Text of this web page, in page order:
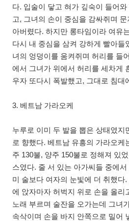
다. 입술이 닿고 혀가 깊숙이 들어
고, 그녀의 손이 중심을 감싸쥐며
아버렸다. 하지만 롱타임이라 여유
다시 내 중심을 삼켜 강하게 빨아들
녀의 엉덩이를 움켜쥐며 허리를 들
에서 그녀가 위에서 허리를 세차게
우자 또다시 폭발했고, 그대로 침대
3. 베트남 가라오케
누루로 이미 두 발을 뽑은 상태였지
로 향했다. 베트남 유흥의 가라오케
주 130불, 양주 150불로 정해져 있
스였다. 줄 서 있는 아가씨들 중에
미 술보다 여자의 눈빛에 더 취했다
에 앉자마자 허벅지 위로 손을 올리
노래 부르며 술잔을 오가는데 그녀
속삭이며 손을 바지 안쪽으로 밀어